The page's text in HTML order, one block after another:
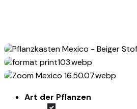
Art der Pflanzen